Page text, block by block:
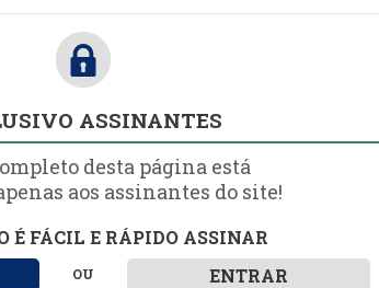
ASSINANTES
desta página está
aos assinantes do site!
É FÁCIL E RÁPIDO ASSINAR
OU ENTRAR